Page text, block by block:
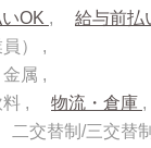
OK
給与前払
）
属
料
物流・倉庫
二交替制/三交替制